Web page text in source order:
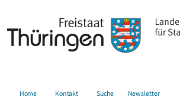
Home Kontakt Suche Newsletter